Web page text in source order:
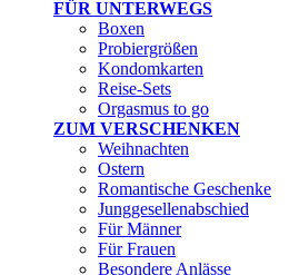
FÜR UNTERWEGS
Boxen
Probiergrößen
Kondomkarten
Reise-Sets
Orgasmus to go
ZUM VERSCHENKEN
Weihnachten
Ostern
Romantische Geschenke
Junggesellenabschied
Für Männer
Für Frauen
Besondere Anlässe